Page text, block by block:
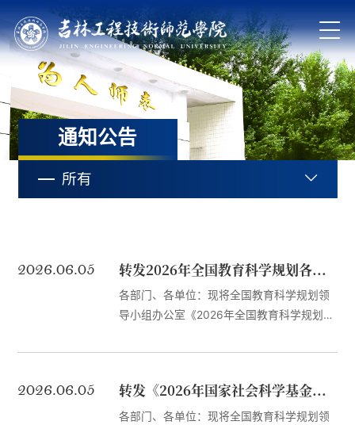
通知公告
所有
2026.06.05 转发2026年全国教育科学规划各类研究专项申报公告
各部门、各单位：现将全国教育科学规划领
导小组办公室《2026年全国教育科学规划终
国教育科学规划教育考试研究专项申报公
治与全球教育治理研究专项申报公告》
《2026年全国教育科学规划学生发展研究专
2026.06.05 转发《2026年国家社会科学基金教育学重大项目招标公告》
各部门、各单位：现将全国教育科学规划领